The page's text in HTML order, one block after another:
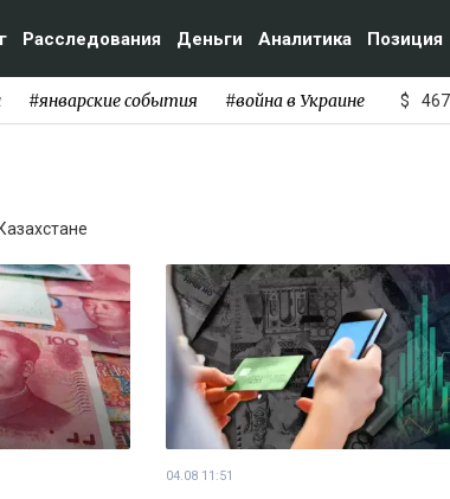
Расследования Деньги Аналитика Позиция
#январские события #война в Украине $
04.08 11:51